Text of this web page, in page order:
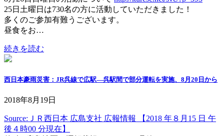
25日土曜日は730名の方に活動していただきました！
多くのご参加有難うございます。
昼食をお…
続きを読む
西日本豪雨災害：JR呉線で広駅―呉駅間で部分運転を実施、8月20日から
2018年8月19日
Source:ＪＲ西日本 広島支社 広報情報 【2018 年８月15 日 午
後４時00 分現在】